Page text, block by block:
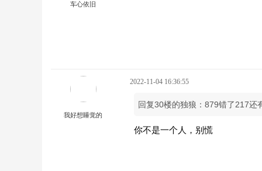
车心依旧
我好想睡觉的
2022-11-04 16:36:55
回复30楼的独狼：879错了217还
你不是一个人，别慌